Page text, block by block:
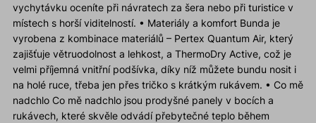
vychytávku oceníte při návratech za šera nebo při turistice v
místech s horší viditelností. • Materiály a komfort Bunda je
vyrobena z kombinace materiálů – Pertex Quantum Air, který
zajišťuje větruodolnost a lehkost, a ThermoDry Active, což je
velmi příjemná vnitřní podšívka, díky níž můžete bundu nosit i
na holé ruce, třeba jen přes tričko s krátkým rukávem. • Co mě
nadchlo Co mě nadchlo jsou prodyšné panely v bocích a
rukávech, které skvěle odvádí přebytečné teplo během